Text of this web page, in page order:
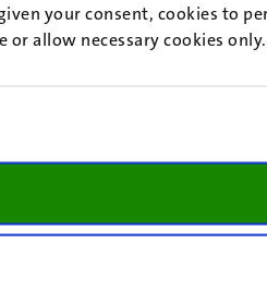
your consent, cookies to
or allow necessary cookies